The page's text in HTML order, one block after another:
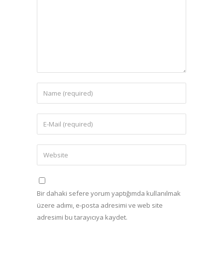
Bir dahaki sefere yorum yaptığımda kullanılmak
üzere adımı, e-posta adresimi ve web site
adresimi bu tarayıcıya kaydet.